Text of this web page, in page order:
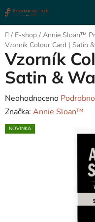
na
obsah
Domů
/ E-shop / Annie Sloan™
Vzorník Colour Card | Satin
Vzorník
Satin &
Průměrné
hodnocení
produktu
Neohodnoceno
Značka: Annie Sloan™
NOVINKA